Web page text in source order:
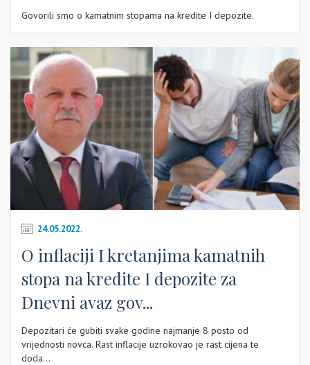
Govorili smo o kamatnim stopama na kredite I depozite.
24.05.2022.
O inflaciji I kretanjima kamatnih
stopa na kredite I depozite za
Dnevni avaz gov...
Depozitari će gubiti svake godine najmanje 8 posto od
vrijednosti novca. Rast inflacije uzrokovao je rast cijena te
doda...